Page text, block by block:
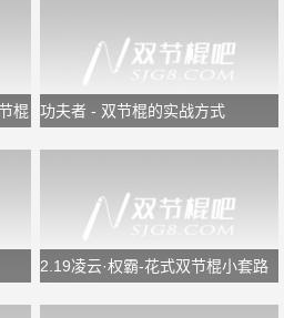
棍
功夫者 - 双节棍的实战方式
2.19凌云·权霸-花式双节棍小套路